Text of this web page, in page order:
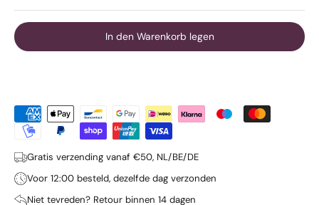
In den Warenkorb legen
Gratis verzending vanaf €50, NL/BE/DE
Voor 12:00 besteld, dezelfde dag verzonden
Niet tevreden? Retour binnen 14 dagen